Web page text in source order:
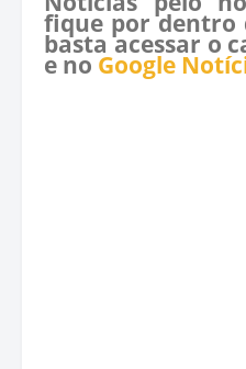
fique por dentro
basta acessar o
e no Google